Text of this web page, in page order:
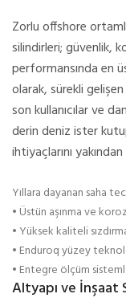
Zorlu offshore
silindirleri; güvenlik,
performansında en
olarak, sürekli
son kullanıcılar ve
derin deniz ister
ihtiyaçlarını
Yıllara dayanan saha
• Üstün aşınma ve
• Yüksek kaliteli
• Enduroq yüzey
• Entegre ölçüm
Altyapı ve